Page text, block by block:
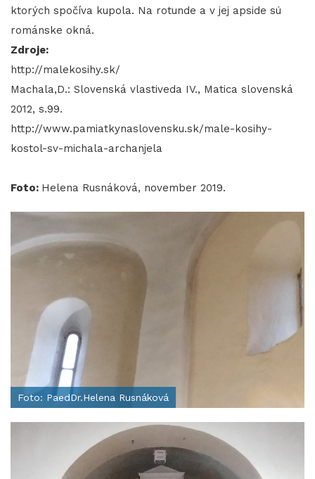
ktorých spočíva kupola. Na rotunde a v jej apside sú
románske okná.
Zdroje:
http://malekosihy.sk/
Machala,D.: Slovenská vlastiveda IV., Matica slovenská
2012, s.99.
http://www.pamiatkynaslovensku.sk/male-kosihy-
kostol-sv-michala-archanjela
Foto: Helena Rusnáková, november 2019.
Foto: PaedDr.Helena Rusnáková